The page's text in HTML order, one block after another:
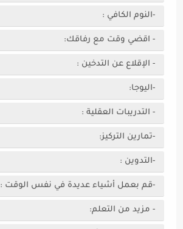
-النوم الكافي :
- اقضي وقت مع رفاقك:
- الإقلاع عن التدخين :
-اليوجا:
- التدريبات العقلية :
-تمارين التركيز:
-التدوين :
-قم بعمل أشياء عديدة في نفس الوقت :
- مزيد من التعلم: